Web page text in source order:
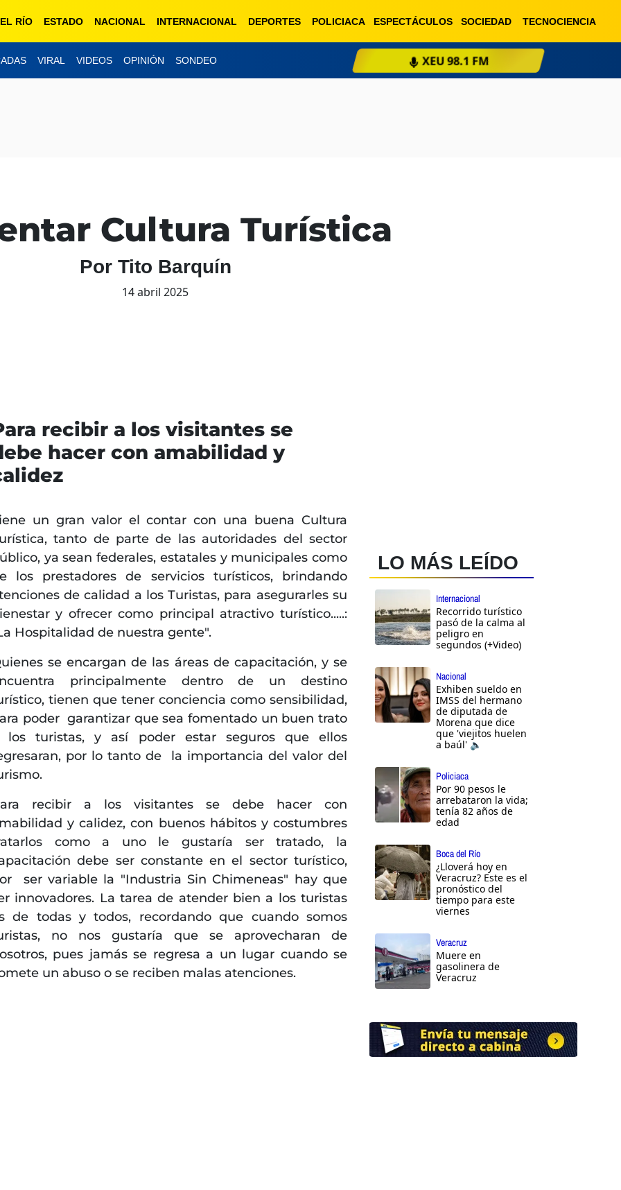
RÍO ESTADO NACIONAL INTERNACIONAL DEPORTES POLICIACA ESPECTÁCULOS SOCIEDAD TECNOCIENCIA
VIRAL VIDEOS OPINIÓN SONDEO XEU 98.1 FM
Cultura Turística
Por Tito Barquín
14 abril 2025
recibir a los visitantes se
hacer con amabilidad y
un gran valor el contar con una buena Cultura
tanto de parte de las autoridades del sector
ya sean federales, estatales y municipales como
los prestadores de servicios turísticos, brindando
de calidad a los Turistas, para asegurarles su
y ofrecer como principal atractivo turístico.....:
Hospitalidad de nuestra gente".
se encargan de las áreas de capacitación, y se
principalmente dentro de un destino
tienen que tener conciencia como sensibilidad,
poder garantizar que sea fomentado un buen trato
los turistas, y así poder estar seguros que ellos
por lo tanto de la importancia del valor del
recibir a los visitantes se debe hacer con
y calidez, con buenos hábitos y costumbres
como a uno le gustaría ser tratado, la
debe ser constante en el sector turístico,
ser variable la "Industria Sin Chimeneas" hay que
innovadores. La tarea de atender bien a los turistas
de todas y todos, recordando que cuando somos
no nos gustaría que se aprovecharan de
pues jamás se regresa a un lugar cuando se
un abuso o se reciben malas atenciones.
LO MÁS LEÍDO
Internacional
Recorrido turístico
pasó de la calma al
peligro en
segundos (+Video)
Nacional
Exhiben sueldo en
IMSS del hermano
de diputada de
Morena que dice
que 'viejitos huelen
a baúl' 🔈
Policiaca
Por 90 pesos le
arrebataron la vida;
tenía 82 años de
edad
Boca del Río
¿Lloverá hoy en
Veracruz? Este es el
pronóstico del
tiempo para este
viernes
Veracruz
Muere en
gasolinera de
Veracruz